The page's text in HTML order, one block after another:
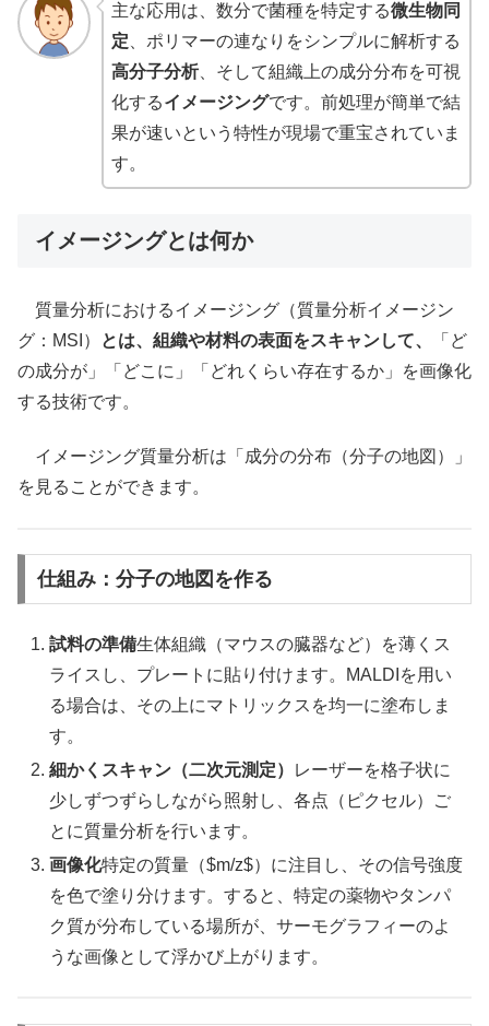
主な応用は、数分で菌種を特定する微生物同
定、ポリマーの連なりをシンプルに解析する
高分子分析、そして組織上の成分分布を可視
化するイメージングです。前処理が簡単で結
果が速いという特性が現場で重宝されていま
す。
イメージングとは何か
質量分析におけるイメージング（質量分析イメージン
グ：MSI）
とは、組織や材料の表面をスキャンして、
「ど
の成分が」「どこに」「どれくらい存在するか」を画像化
する技術です。
イメージング質量分析は「成分の分布（分子の地図）」
を見ることができます。
仕組み：分子の地図を作る
試料の準備生体組織（マウスの臓器など）を薄くス
ライスし、プレートに貼り付けます。MALDIを用い
る場合は、その上にマトリックスを均一に塗布しま
す。
細かくスキャン（二次元測定）
レーザーを格子状に
少しずつずらしながら照射し、各点（ピクセル）ご
とに質量分析を行います。
画像化特定の質量（$m/z$）に注目し、その信号強度
を色で塗り分けます。すると、特定の薬物やタンパ
ク質が分布している場所が、サーモグラフィーのよ
うな画像として浮かび上がります。